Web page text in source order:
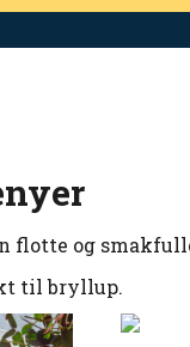
flotte og
til bryllup.